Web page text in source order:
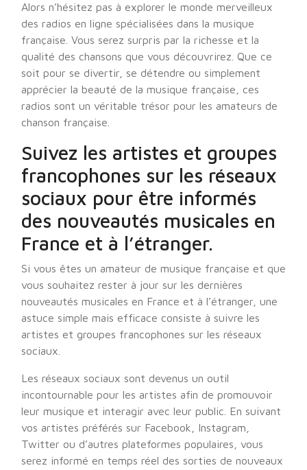
Alors n’hésitez pas à explorer le monde merveilleux
des radios en ligne spécialisées dans la musique
française. Vous serez surpris par la richesse et la
qualité des chansons que vous découvrirez. Que ce
soit pour se divertir, se détendre ou simplement
apprécier la beauté de la musique française, ces
radios sont un véritable trésor pour les amateurs de
chanson française.
Suivez les artistes et groupes
francophones sur les réseaux
sociaux pour être informés
des nouveautés musicales en
France et à l’étranger.
Si vous êtes un amateur de musique française et que
vous souhaitez rester à jour sur les dernières
nouveautés musicales en France et à l’étranger, une
astuce simple mais efficace consiste à suivre les
artistes et groupes francophones sur les réseaux
sociaux.
Les réseaux sociaux sont devenus un outil
incontournable pour les artistes afin de promouvoir
leur musique et interagir avec leur public. En suivant
vos artistes préférés sur Facebook, Instagram,
Twitter ou d’autres plateformes populaires, vous
serez informé en temps réel des sorties de nouveaux